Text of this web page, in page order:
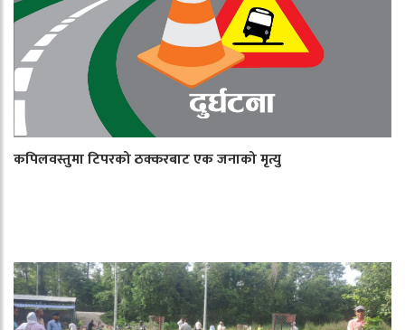
कपिलवस्तुमा टिपरको ठक्करबाट एक जनाको मृत्यु